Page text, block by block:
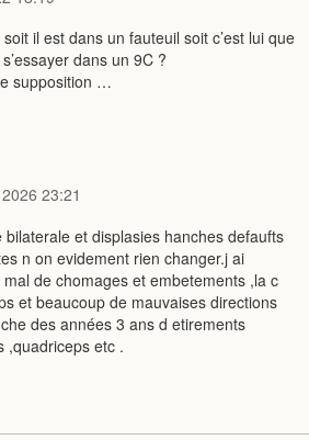
il est dans un fauteuil soit c’est lui que
dans un 9C ?
supposition …
23:21
et displasies hanches defaufts
n on evidement rien changer.j ai
de chomages et embetements ,la c
et beaucoup de mauvaises directions
des années 3 ans d etirements
,quadriceps etc .